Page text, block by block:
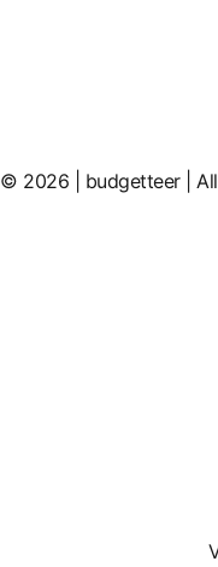
© 2026 | budgetteer |